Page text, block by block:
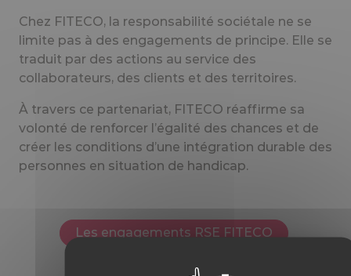
Chez FITECO, la responsabilité sociétale ne se
limite pas à des engagements de principe. Elle se
traduit par des actions au service des
collaborateurs, des clients et des territoires.
À travers ce partenariat, FITECO réaffirme sa
volonté de renforcer l’égalité des chances et de
créer les conditions d’une intégration durable des
personnes en situation de handicap.
Les engagements RSE FITECO